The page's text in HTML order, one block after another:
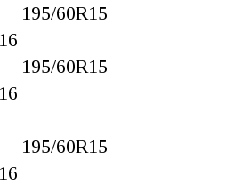
195/60R15
195/60R15
195/60R15